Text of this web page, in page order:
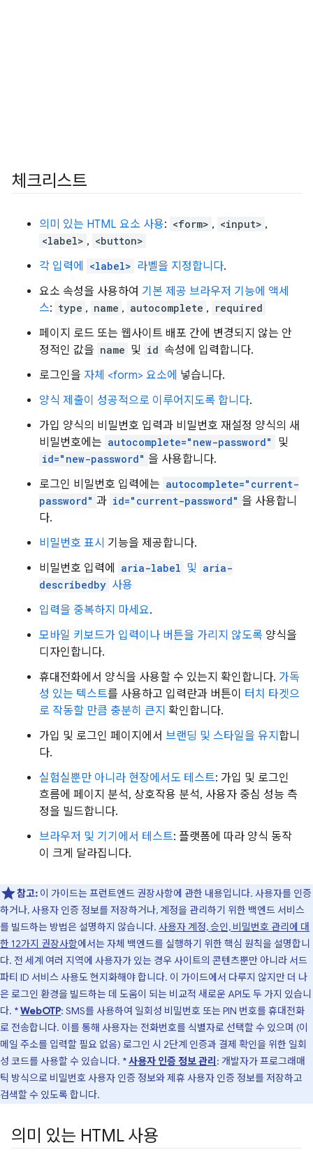
체크리스트
의미 있는 HTML 요소 사용: <form> , <input> ,
<label> , <button>
각 입력에 <label> 라벨을 지정합니다.
요소 속성을 사용하여 기본 제공 브라우저 기능에 액세
스: type , name , autocomplete , required
페이지 로드 또는 웹사이트 배포 간에 변경되지 않는 안
정적인 값을 name 및 id 속성에 입력합니다.
로그인을 자체 <form> 요소에 넣습니다.
양식 제출이 성공적으로 이루어지도록 합니다.
가입 양식의 비밀번호 입력과 비밀번호 재설정 양식의 새
비밀번호에는 autocomplete="new-password" 및
id="new-password" 을 사용합니다.
로그인 비밀번호 입력에는 autocomplete="current-
password" 과 id="current-password" 을 사용합니
다.
비밀번호 표시 기능을 제공합니다.
비밀번호 입력에
aria-label 및 aria-
describedby 사용
입력을 중복하지 마세요.
모바일 키보드가 입력이나 버튼을 가리지 않도록 양식을
디자인합니다.
휴대전화에서 양식을 사용할 수 있는지 확인합니다. 가독
성 있는 텍스트를 사용하고 입력란과 버튼이 터치 타겟으
로 작동할 만큼 충분히 큰지 확인합니다.
가입 및 로그인 페이지에서 브랜딩 및 스타일을 유지 합니
다.
실험실뿐만 아니라 현장에서도 테스트: 가입 및 로그인
흐름에 페이지 분석, 상호작용 분석, 사용자 중심 성능 측
정을 빌드합니다.
브라우저 및 기기에서 테스트: 플랫폼에 따라 양식 동작
이 크게 달라집니다.
참고: 이 가이드는 프런트엔드 권장사항에 관한 내용입니다. 사용자를 인증
하거나, 사용자 인증 정보를 저장하거나, 계정을 관리하기 위한 백엔드 서비스
를 빌드하는 방법은 설명하지 않습니다. 사용자 계정, 승인, 비밀번호 관리에 대
한 12가지 권장사항에서는 자체 백엔드를 실행하기 위한 핵심 원칙을 설명합니
다. 전 세계 여러 지역에 사용자가 있는 경우 사이트의 콘텐츠뿐만 아니라 서드
파티 ID 서비스 사용도 현지화해야 합니다. 이 가이드에서 다루지 않지만 더 나
은 로그인 환경을 빌드하는 데 도움이 되는 비교적 새로운 API도 두 가지 있습니
다. *WebOTP: SMS를 사용하여 일회성 비밀번호 또는 PIN 번호를 휴대전화
로 전송합니다. 이를 통해 사용자는 전화번호를 식별자로 선택할 수 있으며 (이
메일 주소를 입력할 필요 없음) 로그인 시 2단계 인증과 결제 확인을 위한 일회
성 코드를 사용할 수 있습니다. *사용자 인증 정보 관리 : 개발자가 프로그래매
틱 방식으로 비밀번호 사용자 인증 정보와 제휴 사용자 인증 정보를 저장하고
검색할 수 있도록 합니다.
의미 있는 HTML 사용